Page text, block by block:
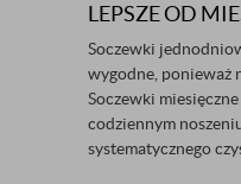
LEPSZE OD
Soczewki
wygodne, ponieważ
Soczewki
codziennym
systematycznego